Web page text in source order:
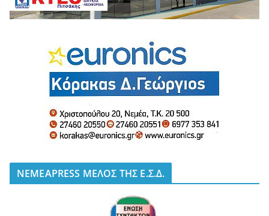
NEMEAPRESS ΜΕΛΟΣ ΤΗΣ Ε.Σ.Δ.